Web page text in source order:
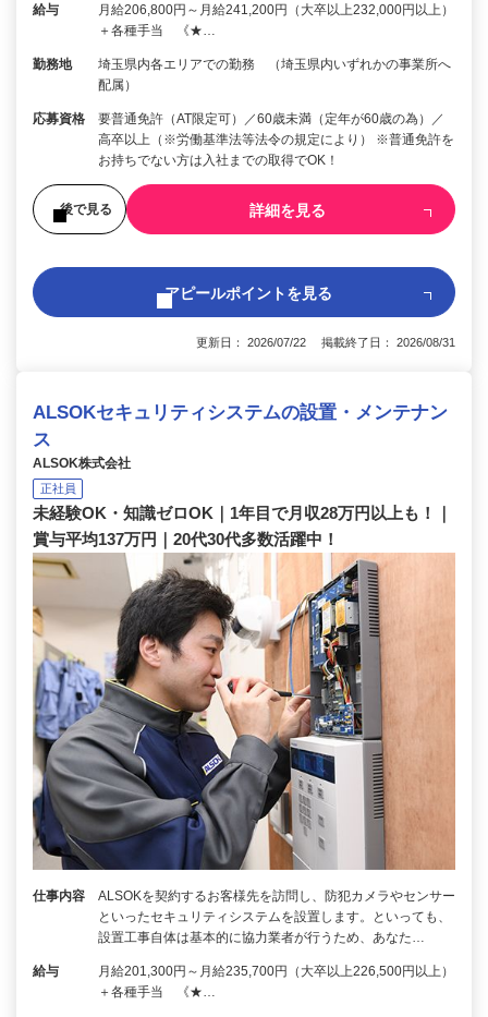
給与
月給206,800円～月給241,200円（大卒以上232,000円以上）
＋各種手当 《★…
勤務地
埼玉県内各エリアでの勤務 （埼玉県内いずれかの事業所へ
配属）
応募資格
要普通免許（AT限定可）／60歳未満（定年が60歳の為）／
高卒以上（※労働基準法等法令の規定により） ※普通免許を
お持ちでない方は入社までの取得でOK！
後で見る 詳細を見る
アピールポイントを見る
更新日： 2026/07/22 掲載終了日： 2026/08/31
ALSOKセキュリティシステムの設置・メンテナン
ス
ALSOK株式会社
正社員
未経験OK・知識ゼロOK｜1年目で月収28万円以上も！｜
賞与平均137万円｜20代30代多数活躍中！
仕事内容
ALSOKを契約するお客様先を訪問し、防犯カメラやセンサー
といったセキュリティシステムを設置します。といっても、
設置工事自体は基本的に協力業者が行うため、あなた…
給与
月給201,300円～月給235,700円（大卒以上226,500円以上）
＋各種手当 《★…